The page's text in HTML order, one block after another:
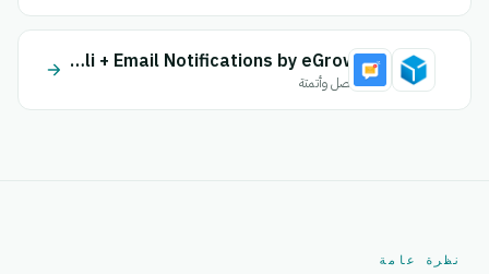
Chrono Diali + Email Notifications by eGrow
اتصل وأتمتة
نظرة عامة